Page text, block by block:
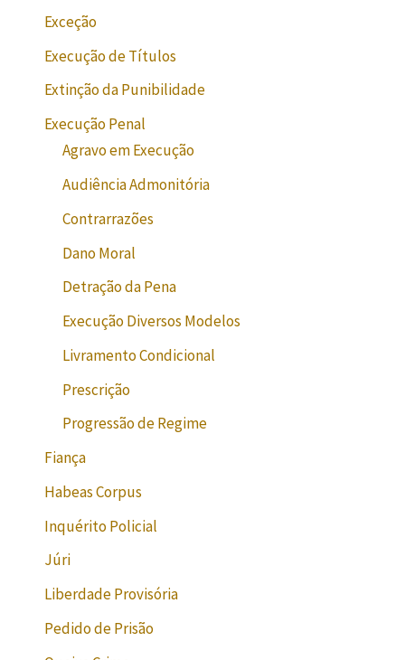
Exceção
Execução de Títulos
Extinção da Punibilidade
Execução Penal
Agravo em Execução
Audiência Admonitória
Contrarrazões
Dano Moral
Detração da Pena
Execução Diversos Modelos
Livramento Condicional
Prescrição
Progressão de Regime
Fiança
Habeas Corpus
Inquérito Policial
Júri
Liberdade Provisória
Pedido de Prisão